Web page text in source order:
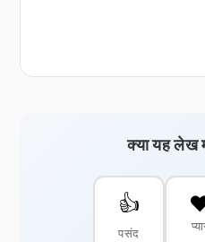
क्या यह लेख
👍
पसंद